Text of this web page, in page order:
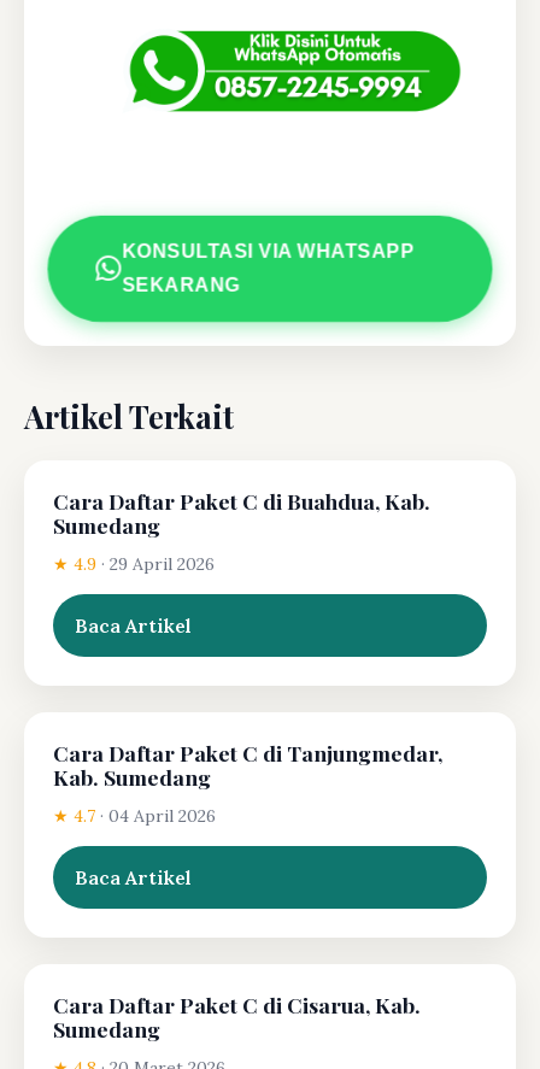
KONSULTASI VIA WHATSAPP
SEKARANG
Artikel Terkait
Cara Daftar Paket C di Buahdua, Kab.
Sumedang
★ 4.9 · 29 April 2026
Baca Artikel
Cara Daftar Paket C di Tanjungmedar,
Kab. Sumedang
★ 4.7 · 04 April 2026
Baca Artikel
Cara Daftar Paket C di Cisarua, Kab.
Sumedang